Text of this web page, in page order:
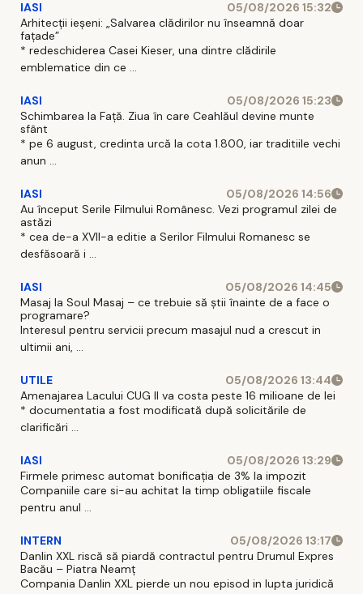
IASI
05/08/2026 15:32
Arhitecții ieșeni: „Salvarea clădirilor nu înseamnă doar
fațade”
* redeschiderea Casei Kieser, una dintre clădirile
emblematice din ce ...
IASI
05/08/2026 15:23
Schimbarea la Față. Ziua în care Ceahlăul devine munte
sfânt
* pe 6 august, credinta urcă la cota 1.800, iar traditiile vechi
anun ...
IASI
05/08/2026 14:56
Au început Serile Filmului Românesc. Vezi programul zilei de
astăzi
* cea de-a XVII-a editie a Serilor Filmului Romanesc se
desfăsoară i ...
IASI
05/08/2026 14:45
Masaj la Soul Masaj – ce trebuie să știi înainte de a face o
programare?
Interesul pentru servicii precum masajul nud a crescut in
ultimii ani, ...
UTILE
05/08/2026 13:44
Amenajarea Lacului CUG II va costa peste 16 milioane de lei
* documentatia a fost modificată după solicitările de
clarificări ...
IASI
05/08/2026 13:29
Firmele primesc automat bonificația de 3% la impozit
Companiile care si-au achitat la timp obligatiile fiscale
pentru anul ...
INTERN
05/08/2026 13:17
Danlin XXL riscă să piardă contractul pentru Drumul Expres
Bacău – Piatra Neamț
Compania Danlin XXL pierde un nou episod in lupta juridică